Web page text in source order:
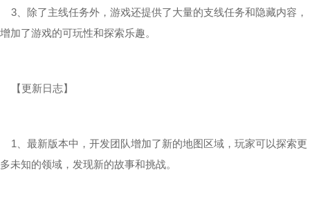
3、除了主线任务外，游戏还提供了大量的支线任务和隐藏内容，
增加了游戏的可玩性和探索乐趣。
【更新日志】
1、最新版本中，开发团队增加了新的地图区域，玩家可以探索更
多未知的领域，发现新的故事和挑战。